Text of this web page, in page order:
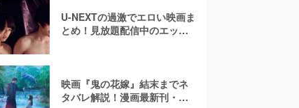
U-NEXTの過激でエロい映画ま
とめ！見放題配信中のエッチ
映画『鬼の花嫁』結末までネ
タバレ解説！漫画最新刊・小